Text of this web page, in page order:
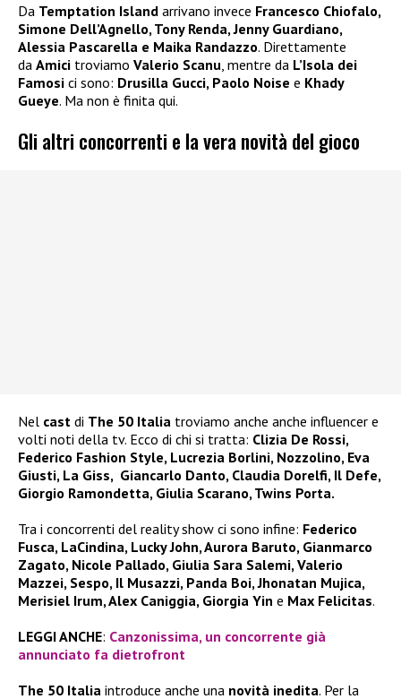
Da Temptation Island arrivano invece Francesco Chiofalo,
Simone Dell’Agnello, Tony Renda, Jenny Guardiano,
Alessia Pascarella e Maika Randazzo. Direttamente
da Amici troviamo Valerio Scanu , mentre da L’Isola dei
Famosi ci sono: Drusilla Gucci, Paolo Noise e Khady
Gueye. Ma non è finita qui.
Gli altri concorrenti e la vera novità del gioco
Nel cast di The 50 Italia troviamo anche anche influencer e
volti noti della tv. Ecco di chi si tratta: Clizia De Rossi,
Federico Fashion Style, Lucrezia Borlini, Nozzolino, Eva
Giusti, La Giss, Giancarlo Danto, Claudia Dorelfi, Il Defe,
Giorgio Ramondetta, Giulia Scarano, Twins Porta.
Tra i concorrenti del reality show ci sono infine: Federico
Fusca, LaCindina, Lucky John, Aurora Baruto, Gianmarco
Zagato, Nicole Pallado, Giulia Sara Salemi, Valerio
Mazzei, Sespo, Il Musazzi, Panda Boi, Jhonatan Mujica,
Merisiel Irum, Alex Caniggia, Giorgia Yin e Max Felicitas.
LEGGI ANCHE: Canzonissima, un concorrente già
annunciato fa dietrofront
The 50 Italia introduce anche una novità inedita. Per la